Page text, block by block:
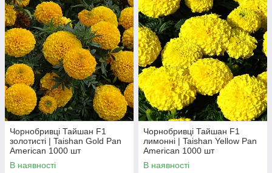
Чорнобривці Тайшан F1
золотисті | Taishan Gold Pan
American 1000 шт
В наявності
Чорнобривці Тайшан F1
лимонні | Taishan Yellow Pan
American 1000 шт
В наявності